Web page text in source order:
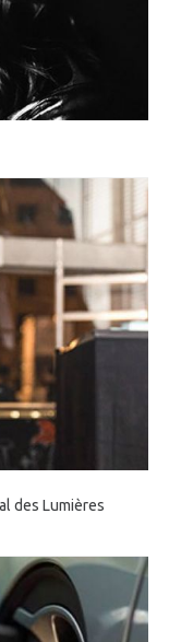
des Lumières